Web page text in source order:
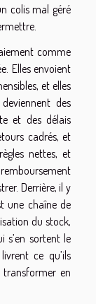
colis mal géré
comme
Elles envoient
et elles
des
et des délais
cadrés, et
nettes, et
Derrière, il y
une chaîne de
du stock,
s’en sortent le
ce qu’ils
en